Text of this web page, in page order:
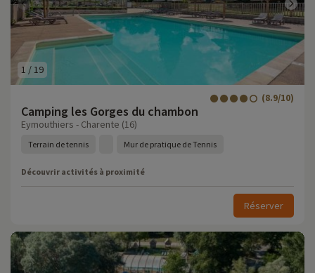
1 / 19
Camping les Gorges du chambon
(8.9/10)
Eymouthiers - Charente (16)
Terrain de tennis Mur de pratique de Tennis
Découvrir activités à proximité
Réserver